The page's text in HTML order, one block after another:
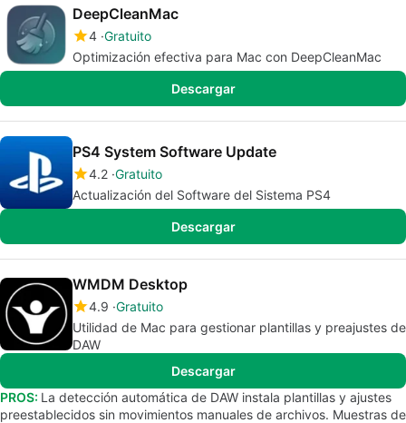
DeepCleanMac
4 Gratuito
Optimización efectiva para Mac con DeepCleanMac
Descargar
PS4 System Software Update
4.2 Gratuito
Actualización del Software del Sistema PS4
Descargar
WMDM Desktop
4.9 Gratuito
Utilidad de Mac para gestionar plantillas y preajustes de
DAW
Descargar
PROS: La detección automática de DAW instala plantillas y ajustes
preestablecidos sin movimientos manuales de archivos. Muestras de